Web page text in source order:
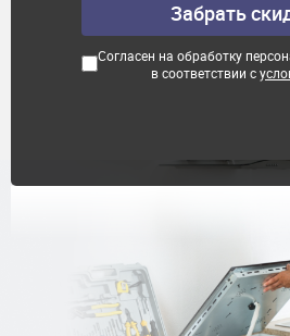
Согласен на обработку
в соответствии с